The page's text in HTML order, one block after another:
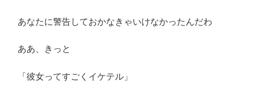
あなたに警告しておかなきゃいけなかったんだわ
ああ、きっと
「彼女ってすごくイケテル」